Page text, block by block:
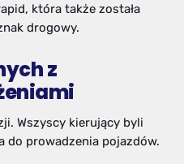
która także została
drogowy.
z
Wszyscy kierujący byli
do prowadzenia pojazdów.